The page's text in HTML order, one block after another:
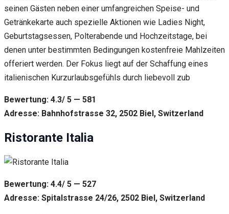
seinen Gästen neben einer umfangreichen Speise- und
Getränkekarte auch spezielle Aktionen wie Ladies Night,
Geburtstagsessen, Polterabende und Hochzeitstage, bei
denen unter bestimmten Bedingungen kostenfreie Mahlzeiten
offeriert werden. Der Fokus liegt auf der Schaffung eines
italienischen Kurzurlaubsgefühls durch liebevoll zub
Bewertung: 4.3/ 5 — 581
Adresse: Bahnhofstrasse 32, 2502 Biel, Switzerland
Ristorante Italia
Bewertung: 4.4/ 5 — 527
Adresse: Spitalstrasse 24/26, 2502 Biel, Switzerland